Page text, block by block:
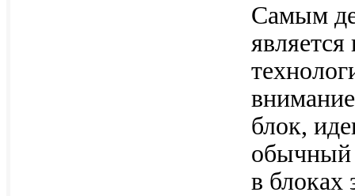
Самым
блок,
обычный
в блоках